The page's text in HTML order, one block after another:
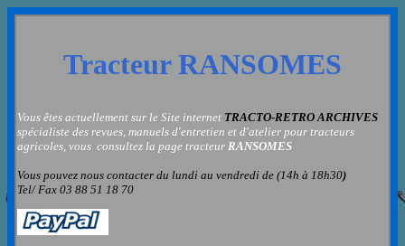
TracteurRANSOMES
Vous êtes actuellement sur le Site internet TRACTO-RETRO ARCHIVES
spécialiste des revues, manuels d'entretien et d'atelier pour tracteurs
agricoles, vous consultez la page tracteur RANSOMES
Vous pouvez nous contacter du lundi au vendredi de (14h à 18h30)
Tel/ Fax 03 88 51 18 70